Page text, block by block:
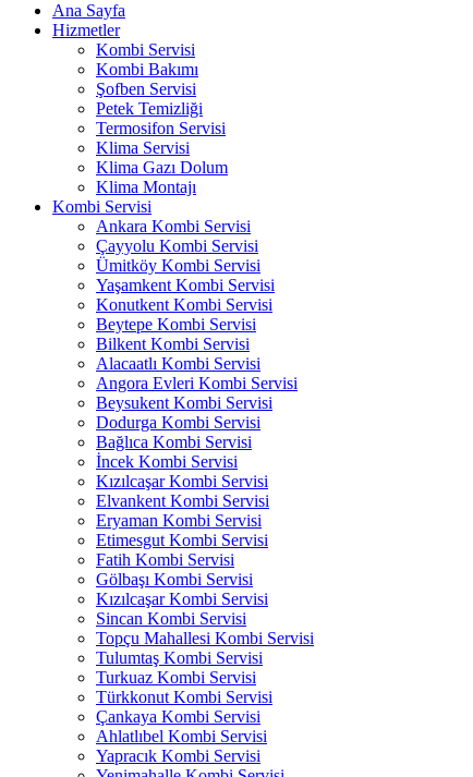
Ana Sayfa
Hizmetler
Kombi Servisi
Kombi Bakımı
Şofben Servisi
Petek Temizliği
Termosifon Servisi
Klima Servisi
Klima Gazı Dolum
Klima Montajı
Kombi Servisi
Ankara Kombi Servisi
Çayyolu Kombi Servisi
Ümitköy Kombi Servisi
Yaşamkent Kombi Servisi
Konutkent Kombi Servisi
Beytepe Kombi Servisi
Bilkent Kombi Servisi
Alacaatlı Kombi Servisi
Angora Evleri Kombi Servisi
Beysukent Kombi Servisi
Dodurga Kombi Servisi
Bağlıca Kombi Servisi
İncek Kombi Servisi
Kızılcaşar Kombi Servisi
Elvankent Kombi Servisi
Eryaman Kombi Servisi
Etimesgut Kombi Servisi
Fatih Kombi Servisi
Gölbaşı Kombi Servisi
Kızılcaşar Kombi Servisi
Sincan Kombi Servisi
Topçu Mahallesi Kombi Servisi
Tulumtaş Kombi Servisi
Turkuaz Kombi Servisi
Türkkonut Kombi Servisi
Çankaya Kombi Servisi
Ahlatlıbel Kombi Servisi
Yapracık Kombi Servisi